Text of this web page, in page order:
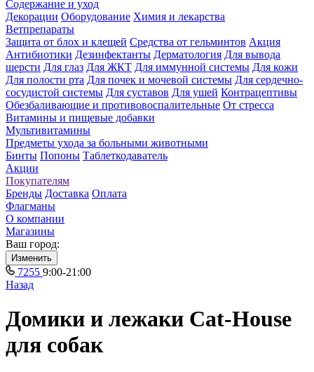
Содержание и уход
Декорации Оборудование Химия и лекарства
Ветпрепараты
Защита от блох и клещей Средства от гельминтов Акция
Антибиотики Дезинфектанты Дерматология Для вывода
шерсти Для глаз Для ЖКТ Для иммунной системы Для кожи
Для полости рта Для почек и мочевой системы Для сердечно-
сосудистой системы Для суставов Для ушей Контрацептивы
Обезбаливающие и противовоспалительные От стресса
Витамины и пищевые добавки
Мультивитамины
Предметы ухода за больными животными
Бинты Попоны Таблеткодаватель
Акции
Покупателям
Бренды Доставка Оплата
Флагманы
О компании
Магазины
Ваш город:
Изменить
7255 9:00-21:00
Назад
Домики и лежаки Cat-House
для собак